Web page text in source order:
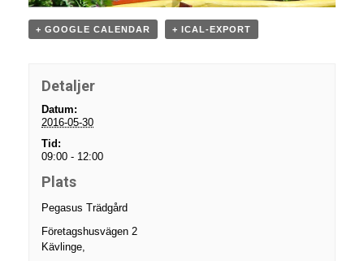
+ GOOGLE CALENDAR + ICAL-EXPORT
Detaljer
Datum:
2016-05-30
Tid:
09:00 - 12:00
Plats
Pegasus Trädgård
Företagshusvägen 2
Kävlinge